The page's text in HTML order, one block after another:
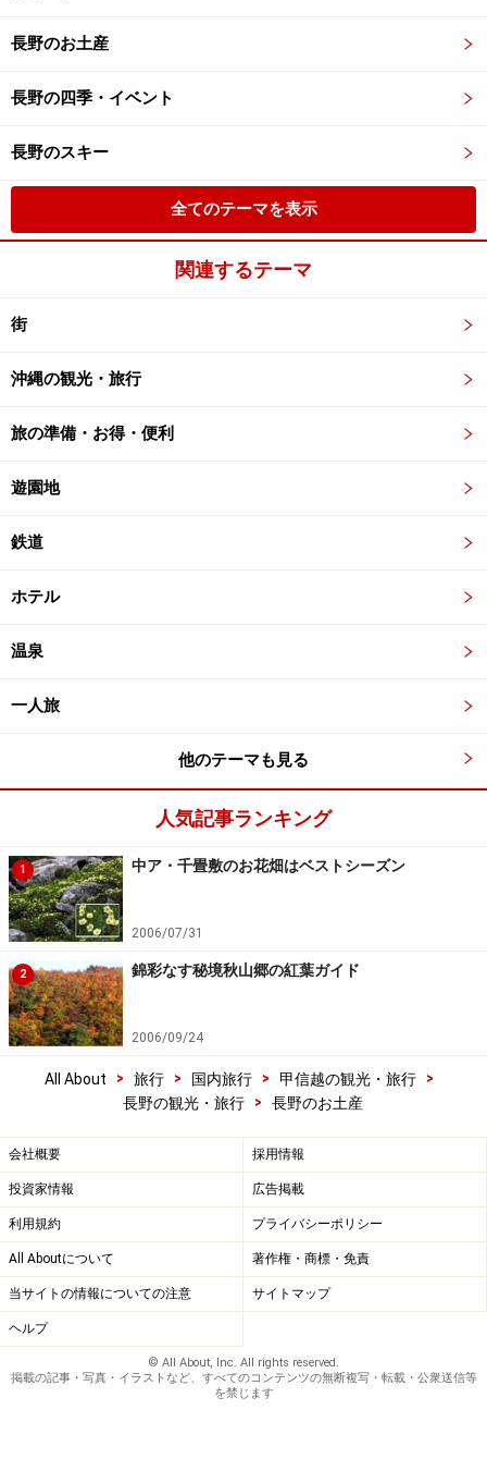
長野のお土産
長野の四季・イベント
長野のスキー
全てのテーマを表示
関連するテーマ
街
沖縄の観光・旅行
旅の準備・お得・便利
遊園地
鉄道
ホテル
温泉
一人旅
他のテーマも見る
人気記事ランキング
1 中ア・千畳敷のお花畑はベストシーズン
2006/07/31
2 錦彩なす秘境秋山郷の紅葉ガイド
2006/09/24
All About > 旅行 > 国内旅行 > 甲信越の観光・旅行
>
長野の観光・旅行
> 長野のお土産
会社概要 採用情報
投資家情報 広告掲載
利用規約 プライバシーポリシー
All Aboutについて 著作権・商標・免責
当サイトの情報についての注意 サイトマップ
ヘルプ
© All About, Inc. All rights reserved.
掲載の記事・写真・イラストなど、すべてのコンテンツの無断複写・転載・公衆送信等
を禁じます